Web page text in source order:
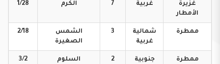
غزيرة
الأمطار
غربية 7 الكرم 1/28
ممطرة
شمالية
غربية
3
الشمس
الصغيرة
2/18
ممطرة
جنوبية
2 السلوم 3/2